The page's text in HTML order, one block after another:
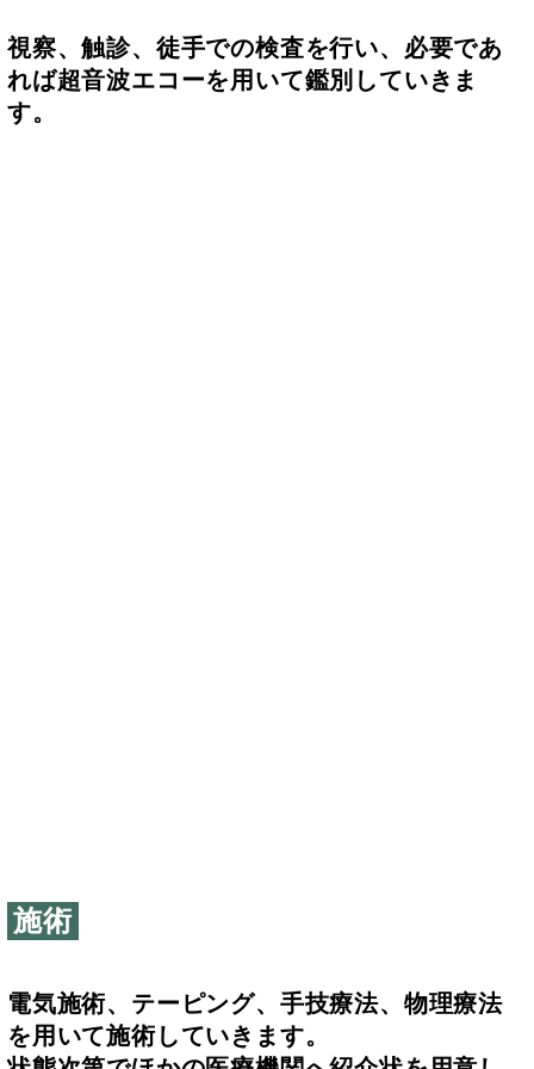
視察、触診、徒手での検査を行い、必要であ
れば超音波エコーを用いて鑑別していきま
す。
施術
電気施術、テーピング、手技療法、物理療法
を用いて施術していきます。